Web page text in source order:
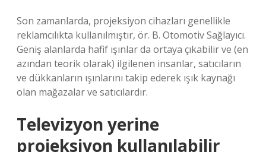
Son zamanlarda, projeksiyon cihazları genellikle
reklamcılıkta kullanılmıştır, ör. B. Otomotiv Sağlayıcı.
Geniş alanlarda hafif ışınlar da ortaya çıkabilir ve (en
azından teorik olarak) ilgilenen insanlar, satıcıların
ve dükkanların ışınlarını takip ederek ışık kaynağı
olan mağazalar ve satıcılardır.
Televizyon yerine
projeksiyon kullanılabilir